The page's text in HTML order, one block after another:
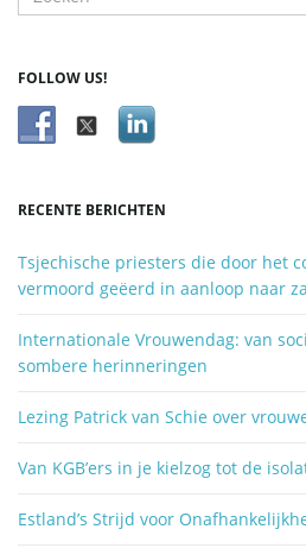
r
w
o
z
e
k
n
.
.
FOLLOW US!
RECENTE BERICHTEN
Tsjechische priesters die door het
vermoord geëerd in aanloop naar
Internationale Vrouwendag: van
sombere herinneringen
Lezing Patrick van Schie over
Van KGB’ers in je kielzog tot de
Estland’s Strijd voor